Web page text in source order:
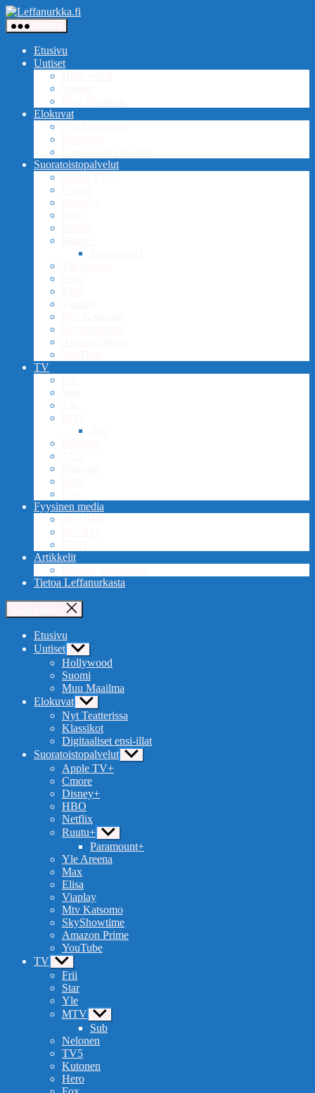
Siirry
sisältöön
Etusivu
Uutiset
Elokuvat
Suoratoistopalvelut
TV
Fyysinen media
Artikkelit
Tietoa Leffanurkasta
Etusivu
Uutiset Näytä
alavalikko
Hollywood
Suomi
Muu Maailma
Elokuvat Näytä
alavalikko
Nyt Teatterissa
Klassikot
Digitaaliset ensi-illat
Suoratoistopalvelut Näytä
alavalikko
Apple TV+
Cmore
Disney+
HBO
Netflix
Ruutu+ Näytä
alavalikko
Paramount+
Yle Areena
Max
Elisa
Viaplay
Mtv Katsomo
SkyShowtime
Amazon Prime
YouTube
TV Näytä
alavalikko
Frii
Star
Yle
MTV Näytä
alavalikko
Sub
Nelonen
TV5
Kutonen
Hero